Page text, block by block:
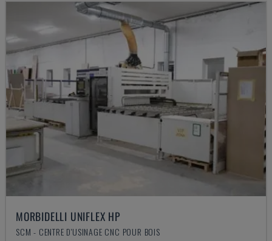
MORBIDELLI UNIFLEX HP
SCM - CENTRE D'USINAGE CNC POUR BOIS